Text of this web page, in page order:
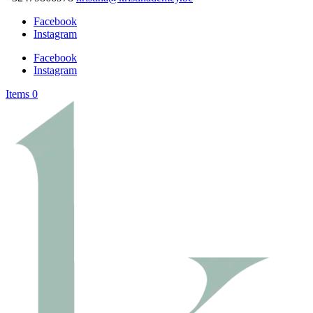
Facebook
Instagram
Facebook
Instagram
Items 0